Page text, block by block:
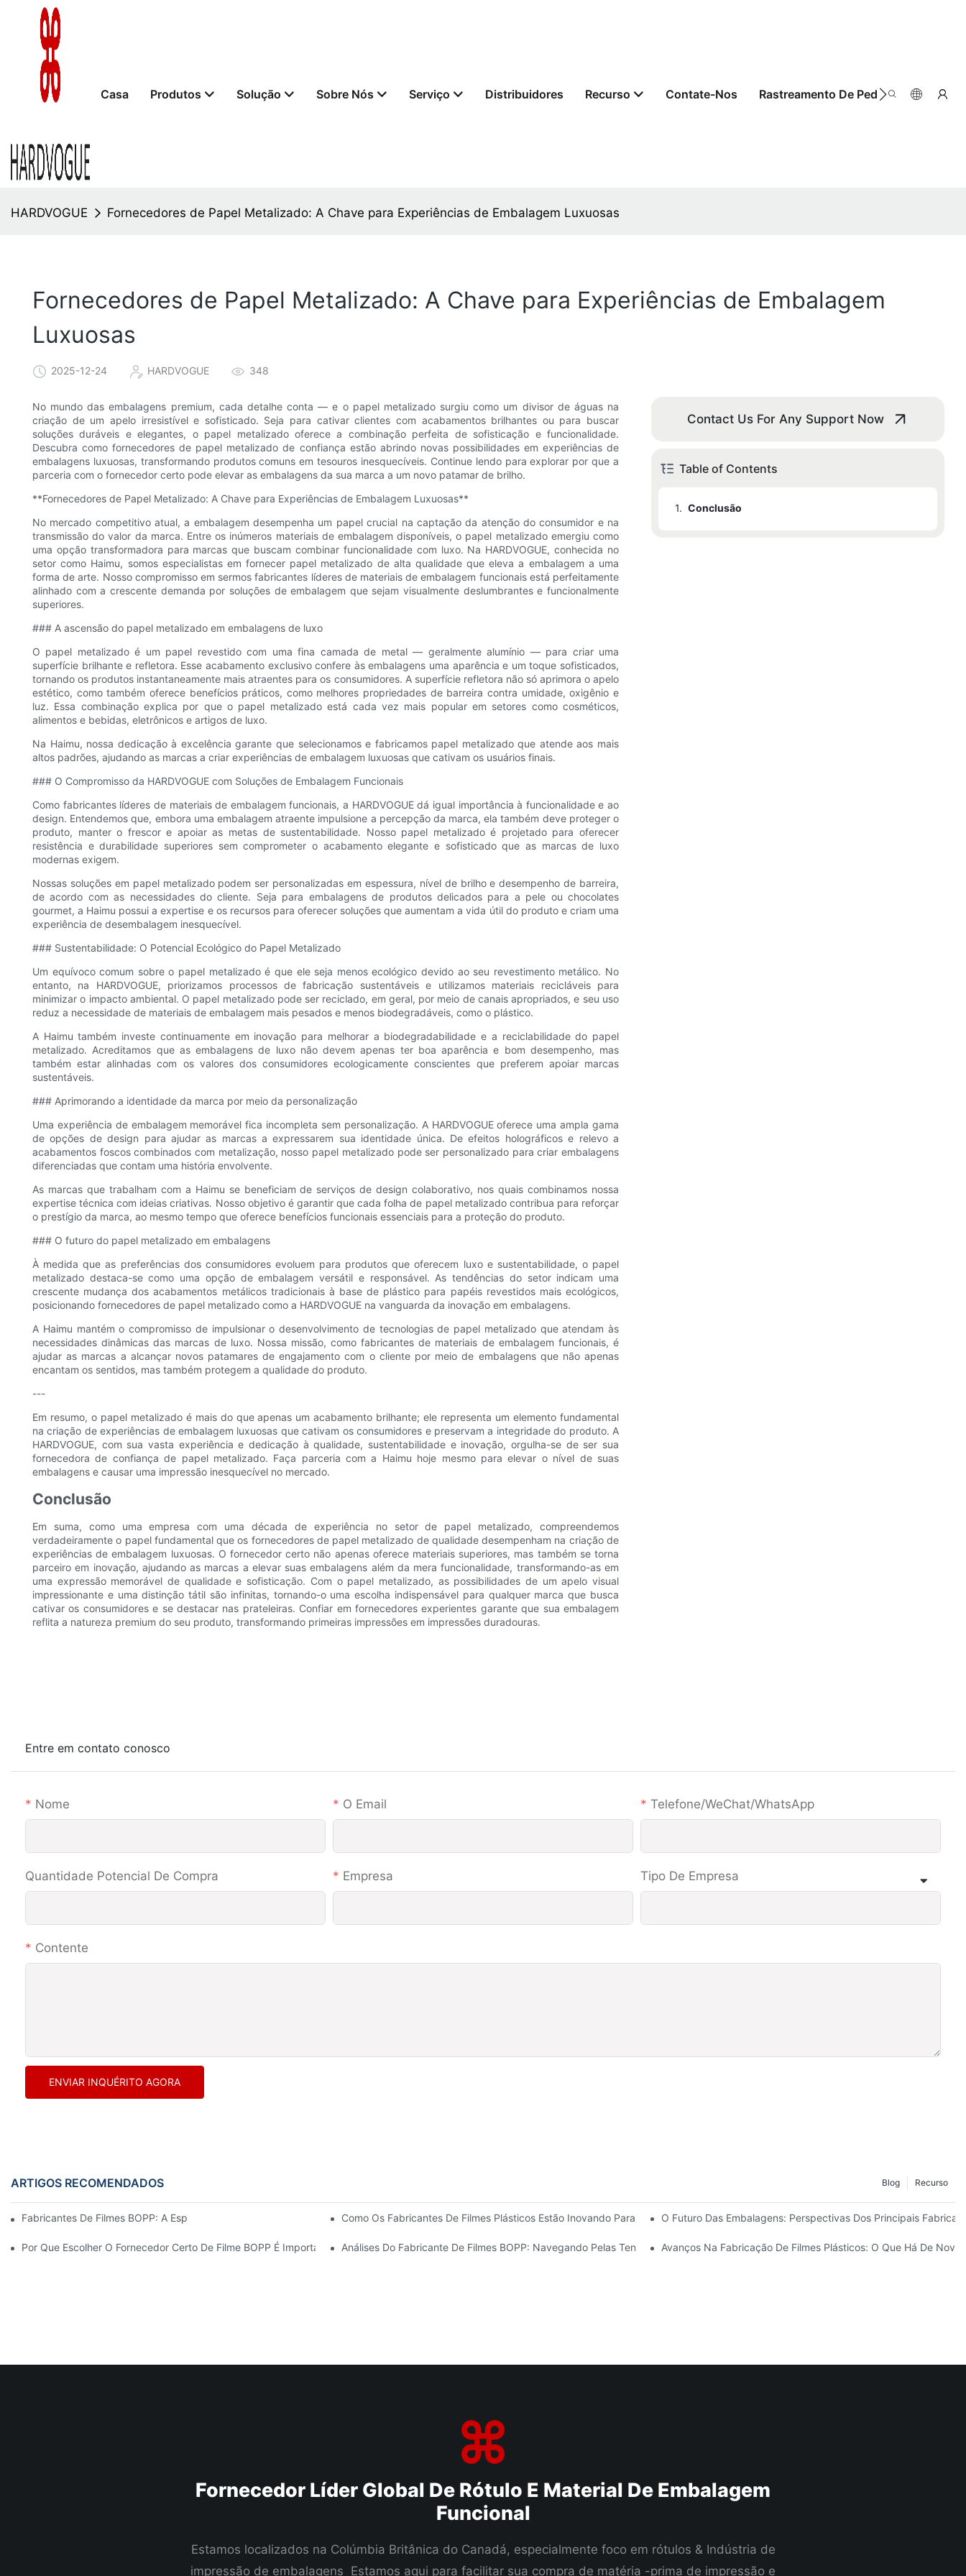
Casa Produtos Solução Sobre Nós Serviço Distribuidores Recurso Contate-Nos Rastreamento De Pedidos
HARDVOGUE Fornecedores de Papel Metalizado: A Chave para Experiências de Embalagem Luxuosas
Fornecedores de Papel Metalizado: A Chave para Experiências de Embalagem
Luxuosas
2025-12-24 HARDVOGUE 348
No mundo das embalagens premium, cada detalhe conta — e o papel metalizado surgiu como um divisor de águas na
criação de um apelo irresistível e sofisticado. Seja para cativar clientes com acabamentos brilhantes ou para buscar
soluções duráveis ​​e elegantes, o papel metalizado oferece a combinação perfeita de sofisticação e funcionalidade.
Descubra como fornecedores de papel metalizado de confiança estão abrindo novas possibilidades em experiências de
embalagens luxuosas, transformando produtos comuns em tesouros inesquecíveis. Continue lendo para explorar por que a
parceria com o fornecedor certo pode elevar as embalagens da sua marca a um novo patamar de brilho.
**Fornecedores de Papel Metalizado: A Chave para Experiências de Embalagem Luxuosas**
No mercado competitivo atual, a embalagem desempenha um papel crucial na captação da atenção do consumidor e na
transmissão do valor da marca. Entre os inúmeros materiais de embalagem disponíveis, o papel metalizado emergiu como
uma opção transformadora para marcas que buscam combinar funcionalidade com luxo. Na HARDVOGUE, conhecida no
setor como Haimu, somos especialistas em fornecer papel metalizado de alta qualidade que eleva a embalagem a uma
forma de arte. Nosso compromisso em sermos fabricantes líderes de materiais de embalagem funcionais está perfeitamente
alinhado com a crescente demanda por soluções de embalagem que sejam visualmente deslumbrantes e funcionalmente
superiores.
### A ascensão do papel metalizado em embalagens de luxo
O papel metalizado é um papel revestido com uma fina camada de metal — geralmente alumínio — para criar uma
superfície brilhante e refletora. Esse acabamento exclusivo confere às embalagens uma aparência e um toque sofisticados,
tornando os produtos instantaneamente mais atraentes para os consumidores. A superfície refletora não só aprimora o apelo
estético, como também oferece benefícios práticos, como melhores propriedades de barreira contra umidade, oxigênio e
luz. Essa combinação explica por que o papel metalizado está cada vez mais popular em setores como cosméticos,
alimentos e bebidas, eletrônicos e artigos de luxo.
Na Haimu, nossa dedicação à excelência garante que selecionamos e fabricamos papel metalizado que atende aos mais
altos padrões, ajudando as marcas a criar experiências de embalagem luxuosas que cativam os usuários finais.
### O Compromisso da HARDVOGUE com Soluções de Embalagem Funcionais
Como fabricantes líderes de materiais de embalagem funcionais, a HARDVOGUE dá igual importância à funcionalidade e ao
design. Entendemos que, embora uma embalagem atraente impulsione a percepção da marca, ela também deve proteger o
produto, manter o frescor e apoiar as metas de sustentabilidade. Nosso papel metalizado é projetado para oferecer
resistência e durabilidade superiores sem comprometer o acabamento elegante e sofisticado que as marcas de luxo
modernas exigem.
Nossas soluções em papel metalizado podem ser personalizadas em espessura, nível de brilho e desempenho de barreira,
de acordo com as necessidades do cliente. Seja para embalagens de produtos delicados para a pele ou chocolates
gourmet, a Haimu possui a expertise e os recursos para oferecer soluções que aumentam a vida útil do produto e criam uma
experiência de desembalagem inesquecível.
### Sustentabilidade: O Potencial Ecológico do Papel Metalizado
Um equívoco comum sobre o papel metalizado é que ele seja menos ecológico devido ao seu revestimento metálico. No
entanto, na HARDVOGUE, priorizamos processos de fabricação sustentáveis ​​e utilizamos materiais recicláveis ​​para
minimizar o impacto ambiental. O papel metalizado pode ser reciclado, em geral, por meio de canais apropriados, e seu uso
reduz a necessidade de materiais de embalagem mais pesados ​​e menos biodegradáveis, como o plástico.
A Haimu também investe continuamente em inovação para melhorar a biodegradabilidade e a reciclabilidade do papel
metalizado. Acreditamos que as embalagens de luxo não devem apenas ter boa aparência e bom desempenho, mas
também estar alinhadas com os valores dos consumidores ecologicamente conscientes que preferem apoiar marcas
sustentáveis.
### Aprimorando a identidade da marca por meio da personalização
Uma experiência de embalagem memorável fica incompleta sem personalização. A HARDVOGUE oferece uma ampla gama
de opções de design para ajudar as marcas a expressarem sua identidade única. De efeitos holográficos e relevo a
acabamentos foscos combinados com metalização, nosso papel metalizado pode ser personalizado para criar embalagens
diferenciadas que contam uma história envolvente.
As marcas que trabalham com a Haimu se beneficiam de serviços de design colaborativo, nos quais combinamos nossa
expertise técnica com ideias criativas. Nosso objetivo é garantir que cada folha de papel metalizado contribua para reforçar
o prestígio da marca, ao mesmo tempo que oferece benefícios funcionais essenciais para a proteção do produto.
### O futuro do papel metalizado em embalagens
À medida que as preferências dos consumidores evoluem para produtos que oferecem luxo e sustentabilidade, o papel
metalizado destaca-se como uma opção de embalagem versátil e responsável. As tendências do setor indicam uma
crescente mudança dos acabamentos metálicos tradicionais à base de plástico para papéis revestidos mais ecológicos,
posicionando fornecedores de papel metalizado como a HARDVOGUE na vanguarda da inovação em embalagens.
A Haimu mantém o compromisso de impulsionar o desenvolvimento de tecnologias de papel metalizado que atendam às
necessidades dinâmicas das marcas de luxo. Nossa missão, como fabricantes de materiais de embalagem funcionais, é
ajudar as marcas a alcançar novos patamares de engajamento com o cliente por meio de embalagens que não apenas
encantam os sentidos, mas também protegem a qualidade do produto.
---
Em resumo, o papel metalizado é mais do que apenas um acabamento brilhante; ele representa um elemento fundamental
na criação de experiências de embalagem luxuosas que cativam os consumidores e preservam a integridade do produto. A
HARDVOGUE, com sua vasta experiência e dedicação à qualidade, sustentabilidade e inovação, orgulha-se de ser sua
fornecedora de confiança de papel metalizado. Faça parceria com a Haimu hoje mesmo para elevar o nível de suas
embalagens e causar uma impressão inesquecível no mercado.
Conclusão
Em suma, como uma empresa com uma década de experiência no setor de papel metalizado, compreendemos
verdadeiramente o papel fundamental que os fornecedores de papel metalizado de qualidade desempenham na criação de
experiências de embalagem luxuosas. O fornecedor certo não apenas oferece materiais superiores, mas também se torna
parceiro em inovação, ajudando as marcas a elevar suas embalagens além da mera funcionalidade, transformando-as em
uma expressão memorável de qualidade e sofisticação. Com o papel metalizado, as possibilidades de um apelo visual
impressionante e uma distinção tátil são infinitas, tornando-o uma escolha indispensável para qualquer marca que busca
cativar os consumidores e se destacar nas prateleiras. Confiar em fornecedores experientes garante que sua embalagem
reflita a natureza premium do seu produto, transformando primeiras impressões em impressões duradouras.
Contact Us For Any Support Now
Table of Contents
1. Conclusão
Entre em contato conosco
Nome O Email Telefone/WeChat/WhatsApp
Quantidade Potencial De Compra Empresa Tipo De Empresa
Contente
ENVIAR INQUÉRITO AGORA
ARTIGOS RECOMENDADOS Recurso
Blog
Fabricantes De Filmes BOPP: A Espinha Dorsal Das Embalagens FlexíveisComo Os Fabricantes De Filmes Plásticos Estão Inovando Para A SustentabilidadeO Futuro Das Embalagens: Perspectivas Dos Principais
Por Que Escolher O Fornecedor Certo De Filme BOPP É Importante Para O Seu NegócioAnálises Do Fabricante De Filmes BOPP: Navegando Pelas Tendências De MercadoAvanços Na Fabricação De Filmes Plásticos: O Que Há De Novo?
Fornecedor Líder Global De Rótulo E Material De Embalagem
Funcional
Estamos localizados na Colúmbia Britânica do Canadá, especialmente foco em rótulos & Indústria de
impressão de embalagens Estamos aqui para facilitar sua compra de matéria -prima de impressão e